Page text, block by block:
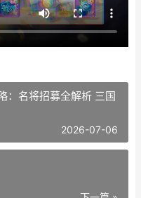
：名将招募全解析 三国
2026-07-06